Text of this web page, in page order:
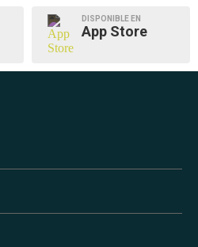
DISPONIBLE EN
App Store